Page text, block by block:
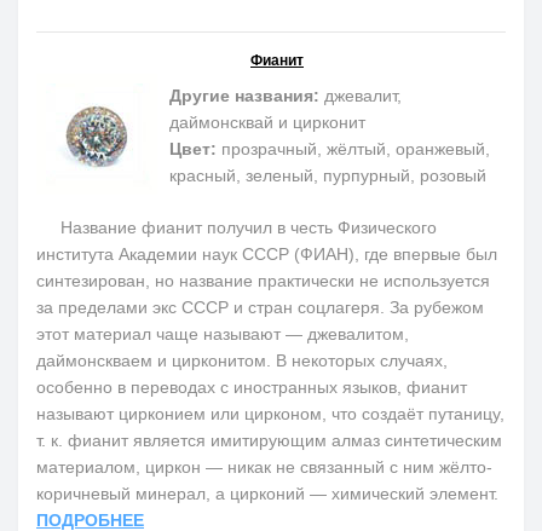
Фианит
Другие названия: джевалит,
даймонсквай и цирконит
Цвет: прозрачный, жёлтый, оранжевый,
красный, зеленый, пурпурный, розовый
Название фианит получил в честь Физического
института Академии наук СССР (ФИАН), где впервые был
синтезирован, но название практически не используется
за пределами экс СССР и стран соцлагеря. За рубежом
этот материал чаще называют — джевалитом,
даймонскваем и цирконитом. В некоторых случаях,
особенно в переводах с иностранных языков, фианит
называют цирконием или цирконом, что создаёт путаницу,
т. к. фианит является имитирующим алмаз синтетическим
материалом, циркон — никак не связанный с ним жёлто-
коричневый минерал, а цирконий — химический элемент.
ПОДРОБНЕЕ